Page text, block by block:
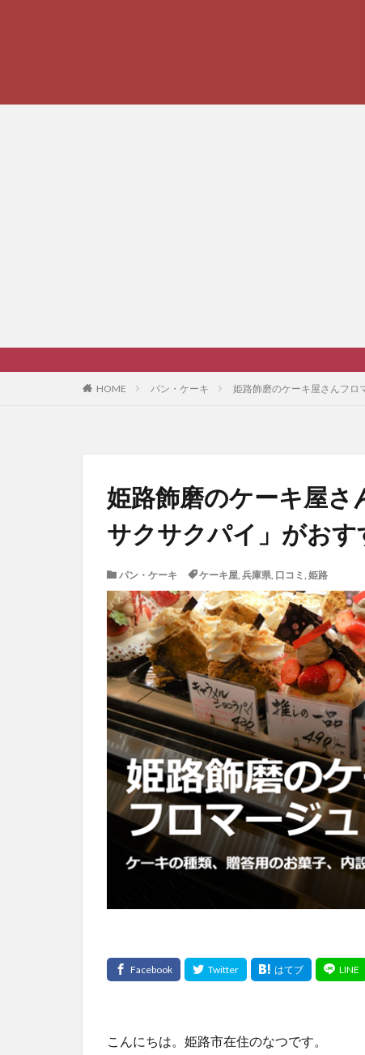
HOME パン・ケーキ 姫路飾磨のケーキ屋さんフロ
姫路飾磨のケーキ屋さ
サクサクパイ」がおす
パン・ケーキ ケーキ屋, 兵庫県, 口コミ , 姫路
こんにちは。姫路市在住のなつです。